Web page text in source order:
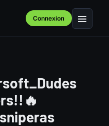
Connexion Menu